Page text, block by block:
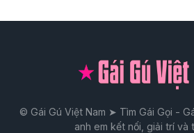
© Gái Gú Việt Nam ➤ Tìm Gái Gọi -
anh em kết nối, giải trí và